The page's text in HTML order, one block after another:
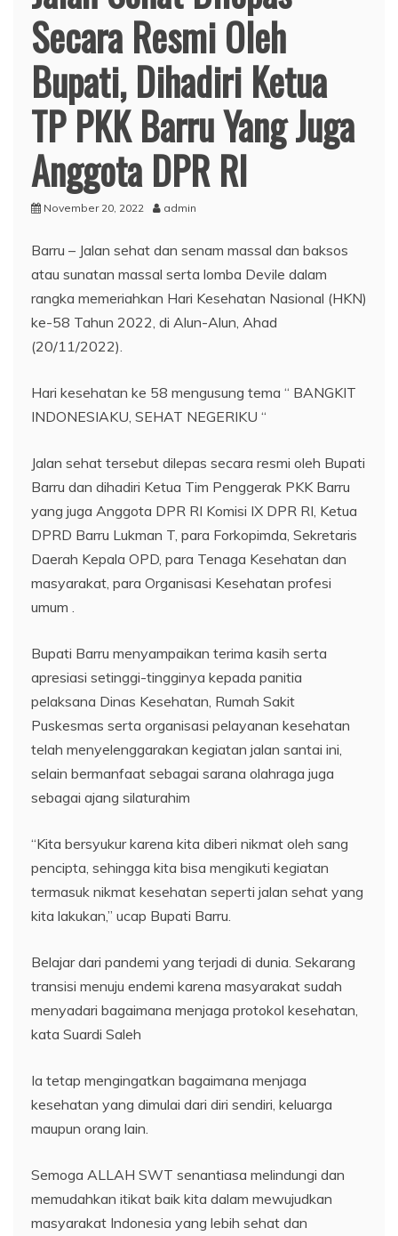
Secara Resmi Oleh
Bupati, Dihadiri Ketua
TP PKK Barru Yang Juga
Anggota DPR RI
November 20, 2022 admin
Barru – Jalan sehat dan senam massal dan baksos
atau sunatan massal serta lomba Devile dalam
rangka memeriahkan Hari Kesehatan Nasional (HKN)
ke-58 Tahun 2022, di Alun-Alun, Ahad
(20/11/2022).
Hari kesehatan ke 58 mengusung tema “ BANGKIT
INDONESIAKU, SEHAT NEGERIKU “
Jalan sehat tersebut dilepas secara resmi oleh Bupati
Barru dan dihadiri Ketua Tim Penggerak PKK Barru
yang juga Anggota DPR RI Komisi IX DPR RI, Ketua
DPRD Barru Lukman T, para Forkopimda, Sekretaris
Daerah Kepala OPD, para Tenaga Kesehatan dan
masyarakat, para Organisasi Kesehatan profesi
umum .
Bupati Barru menyampaikan terima kasih serta
apresiasi setinggi-tingginya kepada panitia
pelaksana Dinas Kesehatan, Rumah Sakit
Puskesmas serta organisasi pelayanan kesehatan
telah menyelenggarakan kegiatan jalan santai ini,
selain bermanfaat sebagai sarana olahraga juga
sebagai ajang silaturahim
“Kita bersyukur karena kita diberi nikmat oleh sang
pencipta, sehingga kita bisa mengikuti kegiatan
termasuk nikmat kesehatan seperti jalan sehat yang
kita lakukan,” ucap Bupati Barru.
Belajar dari pandemi yang terjadi di dunia. Sekarang
transisi menuju endemi karena masyarakat sudah
menyadari bagaimana menjaga protokol kesehatan,
kata Suardi Saleh
Ia tetap mengingatkan bagaimana menjaga
kesehatan yang dimulai dari diri sendiri, keluarga
maupun orang lain.
Semoga ALLAH SWT senantiasa melindungi dan
memudahkan itikat baik kita dalam mewujudkan
masyarakat Indonesia yang lebih sehat dan